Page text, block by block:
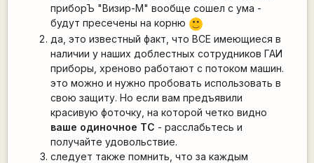
приборЪ "Визир-М" вообще сошел с ума -
будут пресечены на корню
:)
да, это известный факт, что ВСЕ имеющиеся в
наличии у наших доблестных сотрудников ГАИ
приборы, хреново работают с потоком машин.
это можно и нужно пробовать использовать в
свою защиту. Но если вам предъявили
красивую фоточку, на которой четко видно
ваше одиночное ТС - расслабьтесь и
получайте удовольствие.
следует также помнить, что за каждым